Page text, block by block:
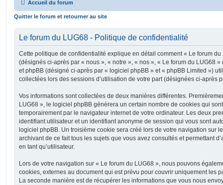
Accueil du forum
Quitter le forum et retourner au site
Le forum du LUG68 - Politique de confidentialité
Cette politique de confidentialité explique en détail comment « Le forum
(désignés ci-après par « nous », « notre », « nos », « Le forum du LUG68
et phpBB (désigné ci-après par « logiciel phpBB » et « phpBB Limited »)
collectées lors des sessions d’utilisation de votre part (désignées ci-après
Vos informations sont collectées de deux manières différentes.
LUG68 », le logiciel phpBB génèrera un certain nombre de cookies qui
temporairement par le navigateur internet de votre ordinateur. Les deux
identifiant utilisateur et un identifiant anonyme de session qui vous sont
logiciel phpBB. Un troisième cookie sera créé lors de votre navigation sur
archivant de ce fait tous les sujets que vous avez consultés et permettant
en tant qu’utilisateur.
Lors de votre navigation sur « Le forum du LUG68 », nous pouvons
cookies, externes au document qui est prévu pour couvrir uniquement les
La seconde manière est de récupérer les informations que vous nous